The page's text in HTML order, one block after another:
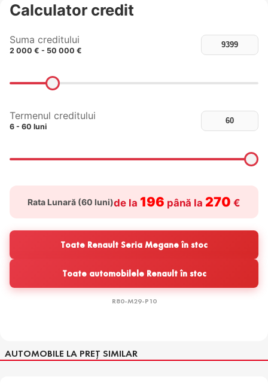
Calculator credit
Suma creditului
2 000 € - 50 000 €
Termenul creditului
6 - 60 luni
Rata Lunară (60 luni)de la 196 până la 270 €
Toate Renault Seria Megane în stoc
Toate automobilele Renault în stoc
R80-M29-P10
AUTOMOBILE LA PREȚ SIMILAR